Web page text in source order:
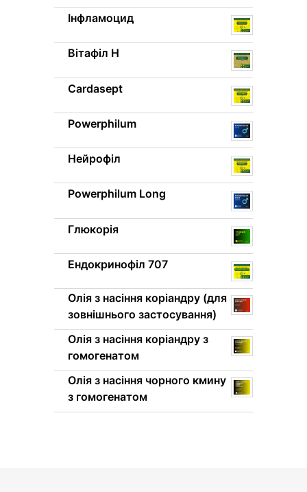
Інфламоцид
Вітафіл H
Cardasept
Powerphilum
Нейрофіл
Powerphilum Long
Глюкорія
Ендокринофіл 707
Олія з насіння коріандру (для
зовнішнього застосування)
Олія з насіння коріандру з
гомогенатом
Олія з насіння чорного кмину
з гомогенатом